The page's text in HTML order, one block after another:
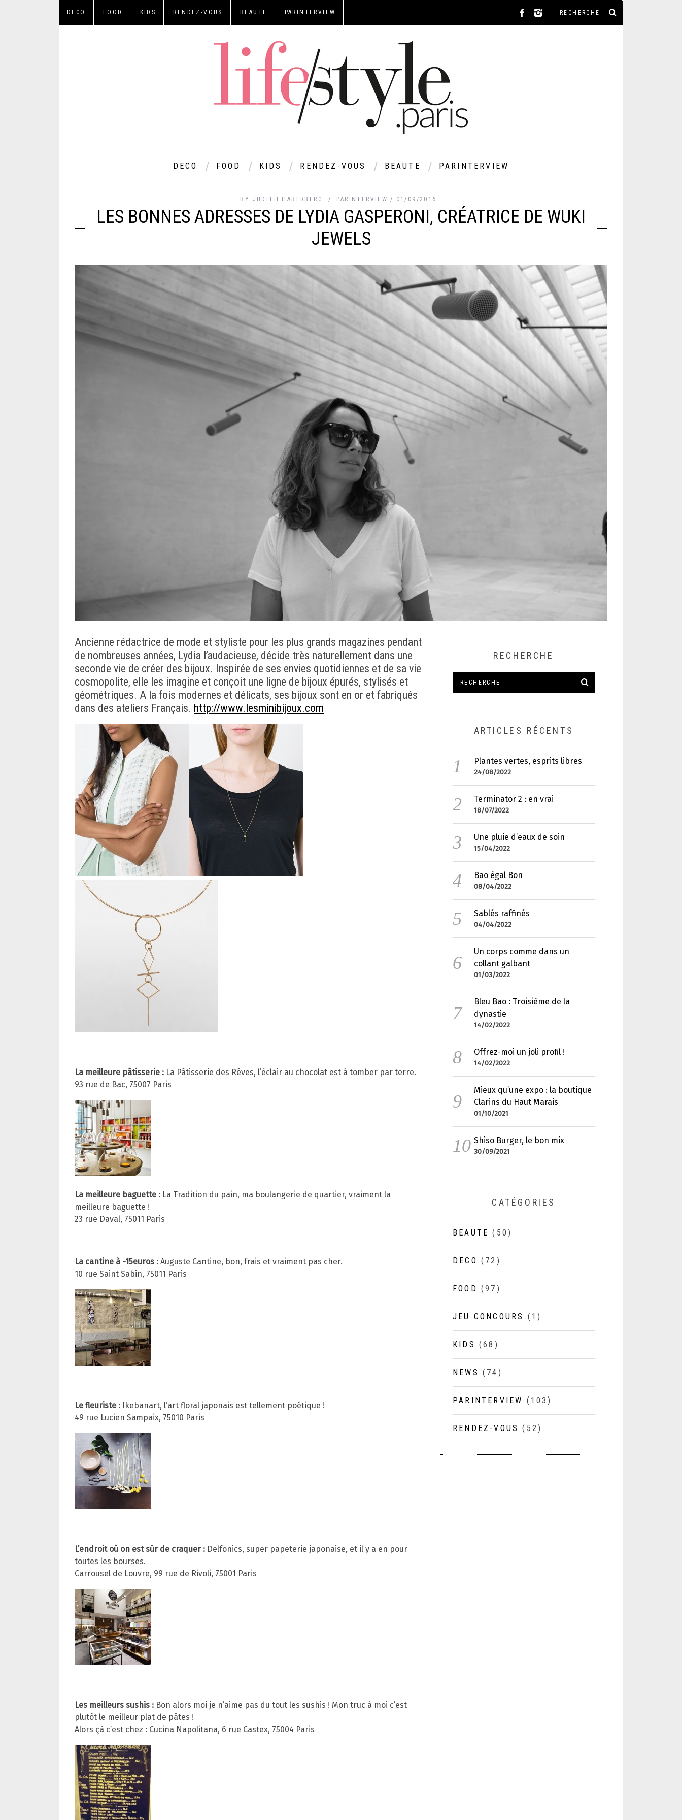
DECO FOOD KIDS RENDEZ-VOUS BEAUTE PARINTERVIEW
DECO FOOD KIDS RENDEZ-VOUS BEAUTE PARINTERVIEW
BY JUDITH HABERBERG PARINTERVIEW 01/09/2016
LES BONNES ADRESSES DE LYDIA GASPERONI, CRÉATRICE DE WUKI
JEWELS
Ancienne rédactrice de mode et styliste pour les plus grands magazines pendant
de nombreuses années, Lydia l’audacieuse, décide très naturellement dans une
seconde vie de créer des bijoux. Inspirée de ses envies quotidiennes et de sa vie
cosmopolite, elle les imagine et conçoit une ligne de bijoux épurés, stylisés et
géométriques. A la fois modernes et délicats, ses bijoux sont en or et fabriqués
dans des ateliers Français. http://www.lesminibijoux.com
La meilleure pâtisserie : La Pâtisserie des Rêves, l’éclair au chocolat est à tomber par terre.
93 rue de Bac, 75007 Paris
La meilleure baguette : La Tradition du pain, ma boulangerie de quartier, vraiment la
meilleure baguette !
23 rue Daval, 75011 Paris
La cantine à -15euros : Auguste Cantine, bon, frais et vraiment pas cher.
10 rue Saint Sabin, 75011 Paris
Le fleuriste : Ikebanart, l’art floral japonais est tellement poétique !
49 rue Lucien Sampaix, 75010 Paris
L’endroit où on est sûr de craquer : Delfonics, super papeterie japonaise, et il y a en pour
toutes les bourses.
Carrousel de Louvre, 99 rue de Rivoli, 75001 Paris
Les meilleurs sushis : Bon alors moi je n’aime pas du tout les sushis ! Mon truc à moi c’est
plutôt le meilleur plat de pâtes !
Alors çà c’est chez : Cucina Napolitana, 6 rue Castex, 75004 Paris
RECHERCHE
ARTICLES RÉCENTS
Plantes vertes, esprits libres
24/08/2022
Terminator 2 : en vrai
18/07/2022
Une pluie d’eaux de soin
15/04/2022
Bao égal Bon
08/04/2022
Sablés raffinés
04/04/2022
Un corps comme dans un
collant galbant
01/03/2022
Bleu Bao : Troisième de la
dynastie
14/02/2022
Offrez-moi un joli profil !
14/02/2022
Mieux qu’une expo : la boutique
Clarins du Haut Marais
01/10/2021
Shiso Burger, le bon mix
30/09/2021
CATÉGORIES
BEAUTE (50)
DECO (72)
FOOD (97)
JEU CONCOURS (1)
KIDS (68)
NEWS (74)
PARINTERVIEW (103)
RENDEZ-VOUS (52)